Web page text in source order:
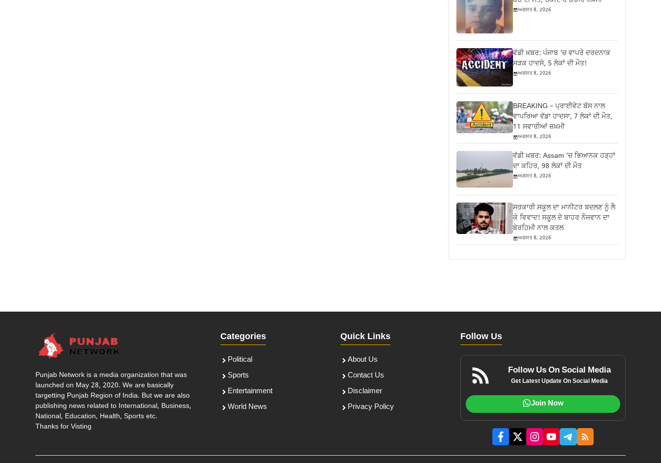
ਅਗਸਤ 8, 2026
ਵੱਡੀ ਖ਼ਬਰ: ਪੰਜਾਬ ‘ਚ ਵਾਪਰੇ ਦਰਦਨਾਕ
ਸੜਕ ਹਾਦਸੇ, 5 ਲੋਕਾਂ ਦੀ ਮੌਤ!
ਅਗਸਤ 8, 2026
BREAKING – ਪ੍ਰਾਈਵੇਟ ਬੱਸ ਨਾਲ
ਵਾਪਰਿਆ ਵੱਡਾ ਹਾਦਸਾ, 7 ਲੋਕਾਂ ਦੀ ਮੌਤ,
11 ਸਵਾਰੀਆਂ ਜ਼ਖ਼ਮੀ
ਅਗਸਤ 8, 2026
ਵੱਡੀ ਖ਼ਬਰ: Assam ‘ਚ ਭਿਆਨਕ ਹੜ੍ਹਾਂ
ਦਾ ਕਹਿਰ, 98 ਲੋਕਾਂ ਦੀ ਮੌਤ
ਅਗਸਤ 8, 2026
ਸਰਕਾਰੀ ਸਕੂਲ ਦਾ ਮਾਨੀਟਰ ਬਦਲਣ ਨੂੰ ਲੈ
ਕੇ ਵਿਵਾਦ! ਸਕੂਲ ਦੇ ਬਾਹਰ ਨੌਜਵਾਨ ਦਾ
ਬੇਰਹਿਮੀ ਨਾਲ ਕਤਲ
ਅਗਸਤ 8, 2026
Punjab Network is a media organization that was
launched on May 28, 2020. We are basically
targetting Punjab Region of India. But we are also
publishing news related to International, Business,
National, Education, Health, Sports etc.
Thanks for Visting
Categories
Political
Sports
Entertainment
World News
Quick Links
About Us
Contact Us
Disclaimer
Privacy Policy
Follow Us
Follow Us On Social Media
Get Latest Update On Social Media
Join Now